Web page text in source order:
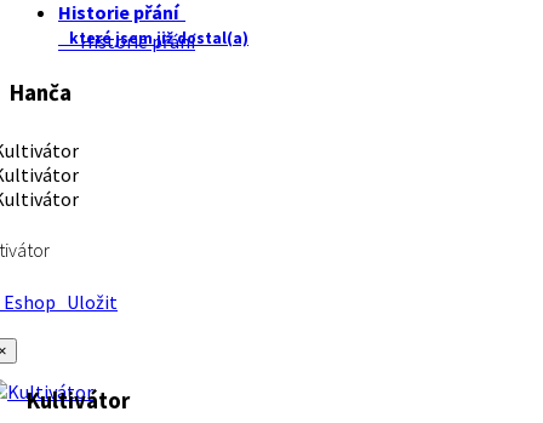
Historie přání
které jsem již dostal(a)
Historie přání
Hanča
Uložit
Kultivátor